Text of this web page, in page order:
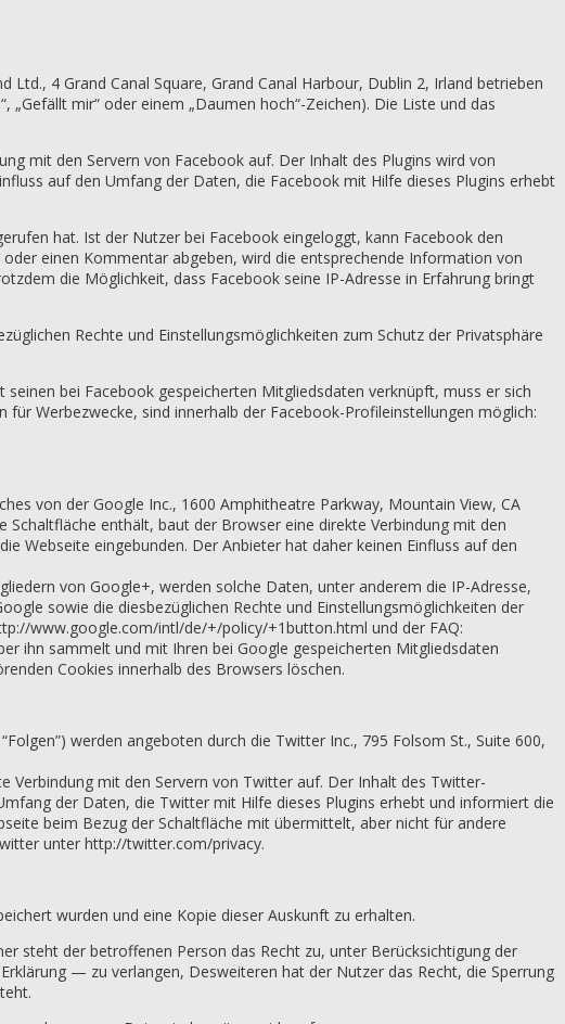
4 Grand Canal Square, Grand Canal Harbour, Dublin 2, Irland betrieben
„Gefällt mir“ oder einem „Daumen hoch“-Zeichen). Die Liste und das
mit den Servern von Facebook auf. Der Inhalt des Plugins wird von
auf den Umfang der Daten, die Facebook mit Hilfe dieses Plugins erhebt
hat. Ist der Nutzer bei Facebook eingeloggt, kann Facebook den
einen Kommentar abgeben, wird die entsprechende Information von
die Möglichkeit, dass Facebook seine IP-Adresse in Erfahrung bringt
Rechte und Einstellungsmöglichkeiten zum Schutz der Privatsphäre
bei Facebook gespeicherten Mitgliedsdaten verknüpft, muss er sich
Werbezwecke, sind innerhalb der Facebook-Profileinstellungen möglich:
von der Google Inc., 1600 Amphitheatre Parkway, Mountain View, CA
Schaltfläche enthält, baut der Browser eine direkte Verbindung mit den
Webseite eingebunden. Der Anbieter hat daher keinen Einfluss auf den
von Google+, werden solche Daten, unter anderem die IP-Adresse,
sowie die diesbezüglichen Rechte und Einstellungsmöglichkeiten der
www.google.com/intl/de/+/policy/+1button.html und der FAQ:
ihn sammelt und mit Ihren bei Google gespeicherten Mitgliedsdaten
Cookies innerhalb des Browsers löschen.
werden angeboten durch die Twitter Inc., 795 Folsom St., Suite 600,
mit den Servern von Twitter auf. Der Inhalt des Twitter-
der Daten, die Twitter mit Hilfe dieses Plugins erhebt und informiert die
beim Bezug der Schaltfläche mit übermittelt, aber nicht für andere
unter http://twitter.com/privacy.
wurden und eine Kopie dieser Auskunft zu erhalten.
steht der betroffenen Person das Recht zu, unter Berücksichtigung der
— zu verlangen, Desweiteren hat der Nutzer das Recht, die Sperrung